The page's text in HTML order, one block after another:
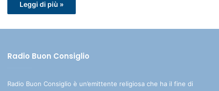
Leggi di più »
Radio Buon Consiglio
Radio Buon Consiglio è un’emittente religiosa che ha il fine di